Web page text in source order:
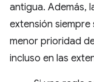
antigua. Además,
extensión siempre
menor prioridad
incluso en las